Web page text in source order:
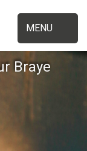
MENU
Braye